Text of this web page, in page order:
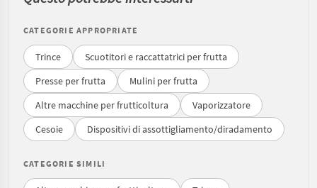
CATEGORIE APPROPRIATE
Trince
Scuotitori e raccattatrici per frutta
Presse per frutta
Mulini per frutta
Altre macchine per frutticoltura
Vaporizzatore
Cesoie
Dispositivi di assottigliamento/diradamento
CATEGORIE SIMILI